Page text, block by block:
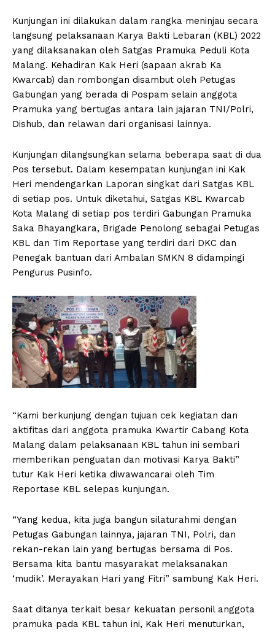
Kunjungan ini dilakukan dalam rangka meninjau secara
langsung pelaksanaan Karya Bakti Lebaran (KBL) 2022
yang dilaksanakan oleh Satgas Pramuka Peduli Kota
Malang. Kehadiran Kak Heri (sapaan akrab Ka
Kwarcab) dan rombongan disambut oleh Petugas
Gabungan yang berada di Pospam selain anggota
Pramuka yang bertugas antara lain jajaran TNI/Polri,
Dishub, dan relawan dari organisasi lainnya.
Kunjungan dilangsungkan selama beberapa saat di dua
Pos tersebut. Dalam kesempatan kunjungan ini Kak
Heri mendengarkan Laporan singkat dari Satgas KBL
di setiap pos. Untuk diketahui, Satgas KBL Kwarcab
Kota Malang di setiap pos terdiri Gabungan Pramuka
Saka Bhayangkara, Brigade Penolong sebagai Petugas
KBL dan Tim Reportase yang terdiri dari DKC dan
Penegak bantuan dari Ambalan SMKN 8 didampingi
Pengurus Pusinfo.
“Kami berkunjung dengan tujuan cek kegiatan dan
aktifitas dari anggota pramuka Kwartir Cabang Kota
Malang dalam pelaksanaan KBL tahun ini sembari
memberikan penguatan dan motivasi Karya Bakti”
tutur Kak Heri ketika diwawancarai oleh Tim
Reportase KBL selepas kunjungan.
“Yang kedua, kita juga bangun silaturahmi dengan
Petugas Gabungan lainnya, jajaran TNI, Polri, dan
rekan-rekan lain yang bertugas bersama di Pos.
Bersama kita bantu masyarakat melaksanakan
‘mudik’. Merayakan Hari yang Fitri” sambung Kak Heri.
Saat ditanya terkait besar kekuatan personil anggota
pramuka pada KBL tahun ini, Kak Heri menuturkan,